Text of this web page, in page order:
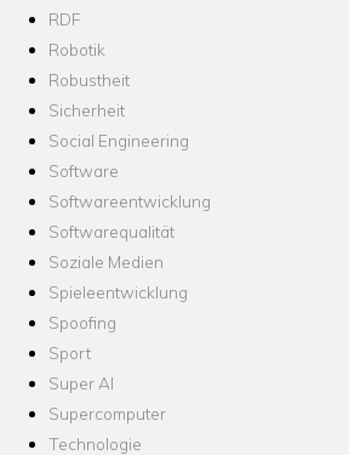
RDF
Robotik
Robustheit
Sicherheit
Social Engineering
Software
Softwareentwicklung
Softwarequalität
Soziale Medien
Spieleentwicklung
Spoofing
Sport
Super AI
Supercomputer
Technologie